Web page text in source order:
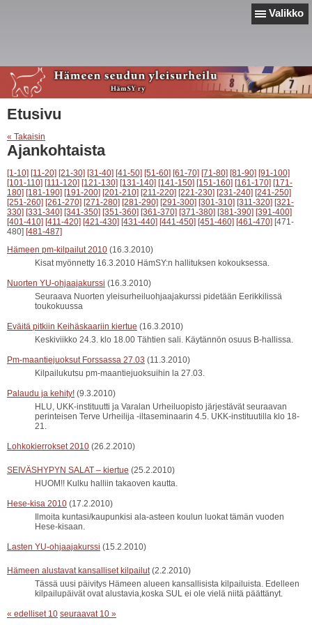
Valikko
Etusivu
« Takaisin
Ajankohtaista
[1-10] [11-20] [21-30] [31-40] [41-50] [51-60] [61-70] [71-80] [81-90] [91-100]
[101-110] [111-120] [121-130] [131-140] [141-150] [151-160] [161-170] [171-
180] [181-190] [191-200] [201-210] [211-220] [221-230] [231-240] [241-250]
[251-260] [261-270] [271-280] [281-290] [291-300] [301-310] [311-320] [321-
330] [331-340] [341-350] [351-360] [361-370] [371-380] [381-390] [391-400]
[401-410] [411-420] [421-430] [431-440] [441-450] [451-460] [461-470] [471-
480] [481-487]
Hämeen pm-kilpailut 2010 (16.3.2010)
Kisat myönnetty 16.3.2010 HämSY:n hallituksen kokouksessa.
Nuorten YU-ohjaajakurssi (16.3.2010)
Seuraava Nuorten yleisurheiluohjaajakurssi pidetään Eerikkilissä
toukokuussa
Eväitä pitkiin Keihäskaariin kiertue (16.3.2010)
Keskiviikko 24.3. klo 18.00 Tähtien sali. Käytännön osuus B-hallissa.
Pm-maantiejuoksut Forssassa 27.03 (11.3.2010)
Kilpailukutsu pm-maantiejuoksuihin la 27.03.
Palaudu ja kehity! (9.3.2010)
HLU, UKK-instituutti ja Varalan Urheiluopisto järjestävät seuraavan
perinteisen Terve Urheilija -iltaseminaarin 4.5. UKK-instituutilla klo 18-
21.
Lohkokierrokset 2010 (26.2.2010)
SEIVÄSHYPYN SALAT – kiertue (25.2.2010)
HUOM!! Kulku halliin takaoven kautta.
Hese-kisa 2010 (17.2.2010)
Ilmoita kuntasi/kaupunkisi ala-asteen koulun luokat tämän vuoden
Hese-kisaan.
Lasten YU-ohjaajakurssi (15.2.2010)
Hämeen alustavat kansalliset kilpailut (2.2.2010)
Tässä uusi päivitys Hämeen alueen kansallisista kilpailuista. Edelleen
kilpailupäivät ovat alustavia,koska SUL ei ole vielä niitä päättänyt.
« edelliset 10 seuraavat 10 »